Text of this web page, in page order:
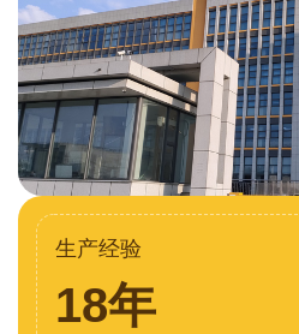
生产经验
18年